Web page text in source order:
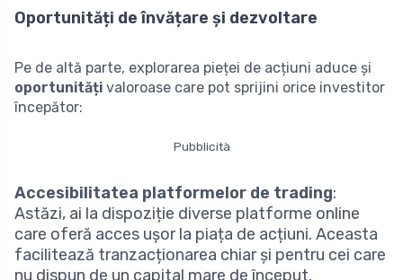
Oportunități de învățare și dezvoltare
Pe de altă parte, explorarea pieței de acțiuni aduce și
oportunități valoroase care pot sprijini orice investitor
începător:
Pubblicità
Accesibilitatea platformelor de trading:
Astăzi, ai la dispoziție diverse platforme online
care oferă acces ușor la piața de acțiuni. Aceasta
facilitează tranzacționarea chiar și pentru cei care
nu dispun de un capital mare de început.